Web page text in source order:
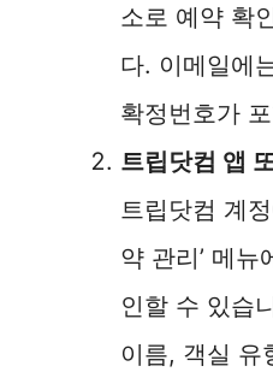
소로 예약 확
다. 이메일에
확정번호가
트립닷컴 앱
트립닷컴 계
약 관리’ 메
인할 수 있습
이름, 객실 유